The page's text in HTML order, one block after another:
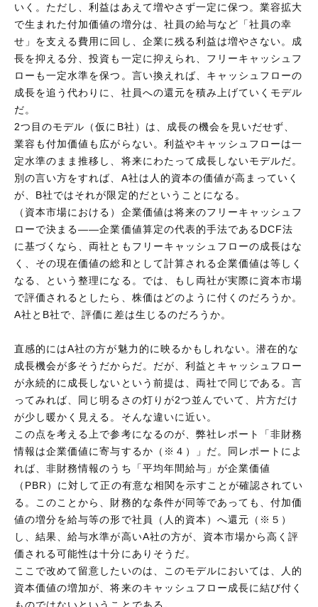
いく。ただし、利益はあえて増やさず一定に保つ。業容拡大
で生まれた付加価値の増分は、社員の給与など「社員の幸
せ」を支える費用に回し、企業に残る利益は増やさない。成
長を抑える分、投資も一定に抑えられ、フリーキャッシュフ
ローも一定水準を保つ。言い換えれば、キャッシュフローの
成長を追う代わりに、社員への還元を積み上げていくモデル
だ。
2つ目のモデル（仮にB社）は、成長の機会を見いだせず、
業容も付加価値も広がらない。利益やキャッシュフローは一
定水準のまま推移し、将来にわたって成長しないモデルだ。
別の言い方をすれば、A社は人的資本の価値が高まっていく
が、B社ではそれが限定的だということになる。
（資本市場における）企業価値は将来のフリーキャッシュフ
ローで決まる——企業価値算定の代表的手法であるDCF法
に基づくなら、両社ともフリーキャッシュフローの成長はな
く、その現在価値の総和として計算される企業価値は等しく
なる、という整理になる。では、もし両社が実際に資本市場
で評価されるとしたら、株価はどのように付くのだろうか。
A社とB社で、評価に差は生じるのだろうか。
直感的にはA社の方が魅力的に映るかもしれない。潜在的な
成長機会が多そうだからだ。だが、利益とキャッシュフロー
が永続的に成長しないという前提は、両社で同じである。言
ってみれば、同じ明るさの灯りが2つ並んでいて、片方だけ
が少し暖かく見える。そんな違いに近い。
この点を考える上で参考になるのが、弊社レポート「非財務
情報は企業価値に寄与するか（※４）」だ。同レポートによ
れば、非財務情報のうち「平均年間給与」が企業価値
（PBR）に対して正の有意な相関を示すことが確認されてい
る。このことから、財務的な条件が同等であっても、付加価
値の増分を給与等の形で社員（人的資本）へ還元（※５）
し、結果、給与水準が高いA社の方が、資本市場から高く評
価される可能性は十分にありそうだ。
ここで改めて留意したいのは、このモデルにおいては、人的
資本価値の増加が、将来のキャッシュフロー成長に結び付く
ものではないということである。